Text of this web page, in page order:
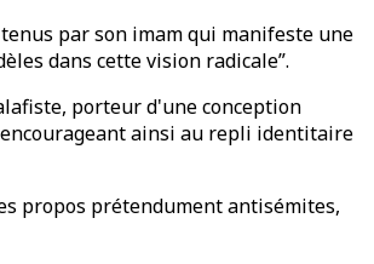
par son imam qui manifeste une
dans cette vision radicale”.
porteur d'une conception
ainsi au repli identitaire
propos prétendument antisémites,